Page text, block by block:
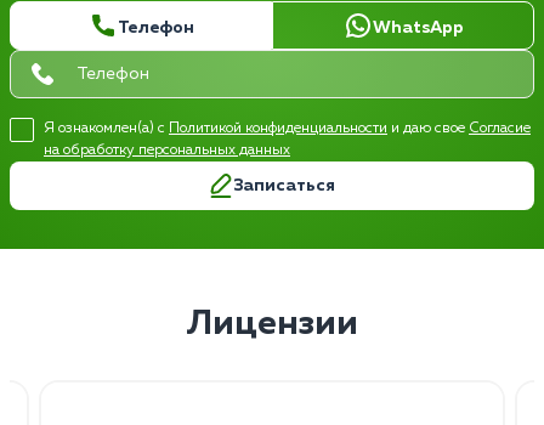
Телефон WhatsApp
Я ознакомлен(а) с Политикой конфиденциальности и даю свое Согласие
на обработку персональных данных
Записаться
Лицензии